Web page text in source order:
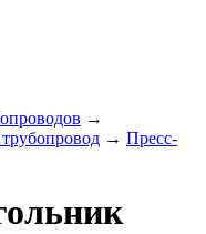
→
→ Пресс-